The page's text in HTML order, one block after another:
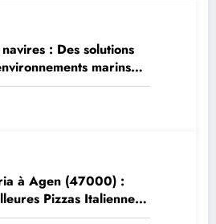
: Des solutions
marins
à Agen (47000) :
Pizzas Italiennes
Pizza Brax